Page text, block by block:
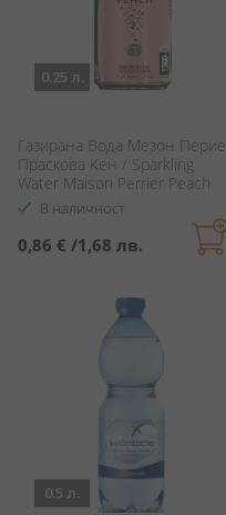
0.25 л.
Газирана Вода Мезон Перие
Праскова Кен / Sparkling
Water Maison Perrier Peach
В наличност
0,86 € /1,68 лв.
0.5 л.